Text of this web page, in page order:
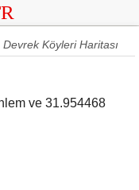
Devrek Köyleri Haritası
ve 31.954468